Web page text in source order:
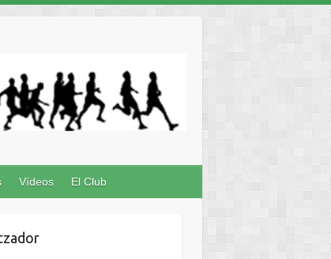
Vídeos El Club